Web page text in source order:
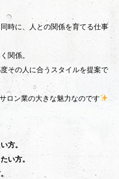
時に、人との関係を育てる仕事
関係。
その人に合うスタイルを提案で
ロン業の大きな魅力なのです
方。
い方。